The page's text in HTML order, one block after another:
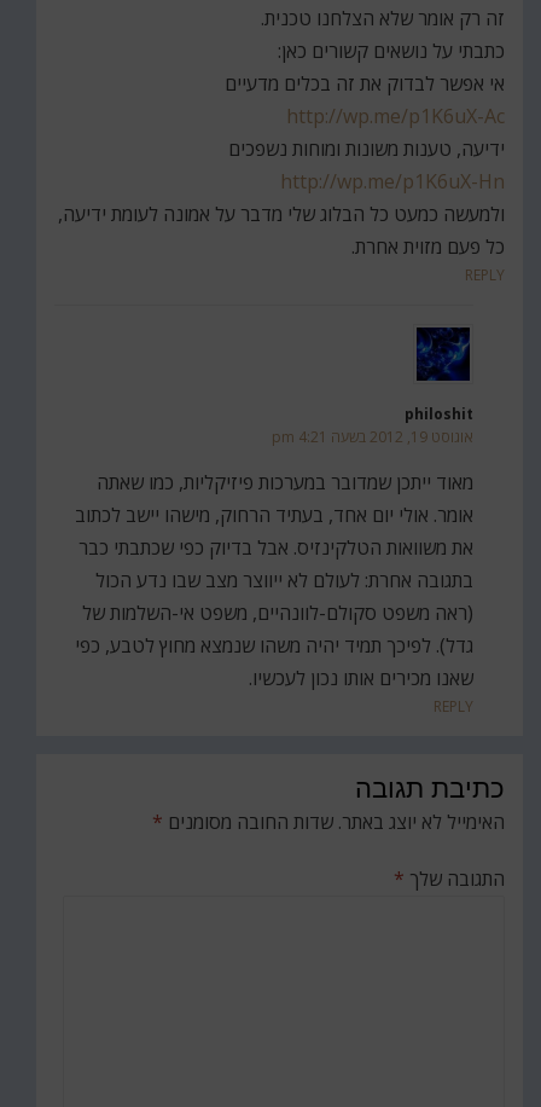
זה רק אומר שלא הצלחנו טכנית.
כתבתי על נושאים קשורים כאן:
אי אפשר לבדוק את זה בכלים מדעיים
http://wp.me/p1K6uX-Ac
ידיעה, טענות משונות ומוחות נשפכים
http://wp.me/p1K6uX-Hn
ולמעשה כמעט כל הבלוג שלי מדבר על אמונה לעומת ידיעה,
כל פעם מזוית אחרת.
REPLY
philoshit
אוגוסט 19, 2012 בשעה 4:21 pm
מאוד ייתכן שמדובר במערכות פיזיקליות, כמו שאתה
אומר. אולי יום אחד, בעתיד הרחוק, מישהו יישב לכתוב
את משוואות הטלקינזיס. אבל בדיוק כפי שכתבתי כבר
בתגובה אחרת: לעולם לא ייווצר מצב שבו נדע הכול
(ראה משפט סקולם-לוונהיים, משפט אי-השלמות של
גדל). לפיכך תמיד יהיה משהו שנמצא מחוץ לטבע, כפי
שאנו מכירים אותו נכון לעכשיו.
REPLY
כתיבת תגובה
האימייל לא יוצג באתר. שדות החובה מסומנים *
התגובה שלך *